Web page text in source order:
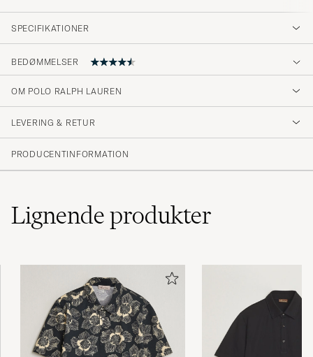
SPECIFIKATIONER
BEDØMMELSER
4.7
(53)
(0)
Godt fornøyd med produktet 👍
ANDERS R KØBTE PÅ CAREOFCARL.NO
Mycket bra
OM POLO RALPH LAUREN
LEVERING & RETUR
PRODUCENTINFORMATION
Lignendeprodukter